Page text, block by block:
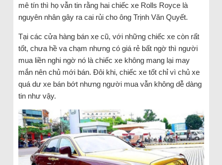
mê tín thì họ vẫn tin rằng hai chiếc xe Rolls Royce là
nguyên nhân gây ra cai rủi cho ông Trịnh Văn Quyết.
Tại các cửa hàng bán xe cũ, với những chiếc xe còn rất
tốt, chưa hề va chạm nhưng có giá rẻ bất ngờ thì người
mua liền nghi ngờ nó là chiếc xe không mang lại may
mắn nên chủ mới bán. Đôi khi, chiếc xe tốt chỉ vì chủ xe
quá dư xe bán bớt nhưng người mua vẫn không dễ dàng
tin như vậy.